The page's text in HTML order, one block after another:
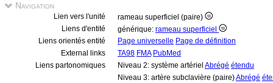
Navigation
Lien vers l'unité
rameau superficiel (paire)
Liens d'entité
générique: rameau superficiel
Liens orientés entité
Page universelle Page de définition
External links
TA98 FMA PubMed
Liens partonomiques
Niveau 2: système artériel Abrégé étendu
Niveau 3: artère subclavière (paire)Abrégé